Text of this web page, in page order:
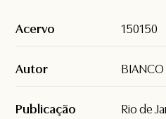
Acervo 150150
Autor BIANCO
Publicação
Rio de